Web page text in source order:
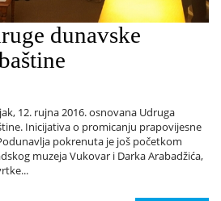
dunavske
12. rujna 2016. osnovana Udruga
Inicijativa o promicanju prapovijesne
pokrenuta je još početkom
muzeja Vukovar i Darka Arabadžića,